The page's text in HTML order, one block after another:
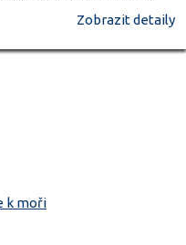
Zobrazit detaily
k moři